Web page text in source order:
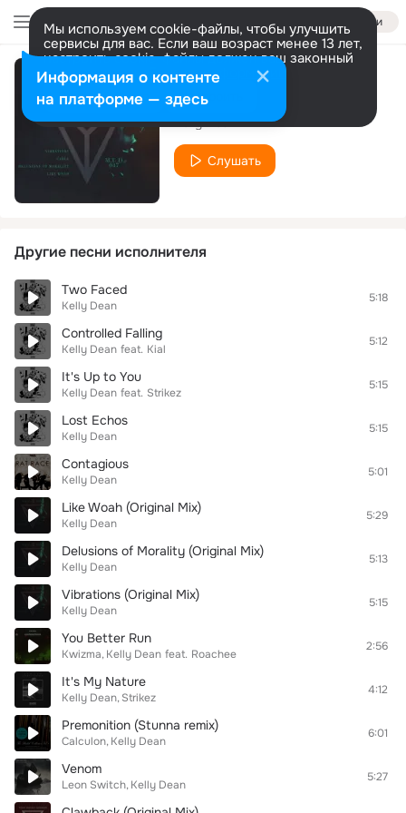
Войти
Мы используем cookie-файлы, чтобы улучшить
сервисы для вас. Если ваш возраст менее 13 лет,
настроить cookie-файлы должен ваш законный
представитель. Больше информации
Разрешить все Настроить
Cable (Original Mix)
Kelly Dean
Слушать
Другие песни исполнителя
Two Faced
Kelly Dean
5:18
Controlled Falling
Kelly Dean feat. Kial
5:12
It's Up to You
Kelly Dean feat. Strikez
5:15
Lost Echos
Kelly Dean
5:15
Contagious
Kelly Dean
5:01
Like Woah (Original Mix)
Kelly Dean
5:29
Delusions of Morality (Original Mix)
Kelly Dean
5:13
Vibrations (Original Mix)
Kelly Dean
5:15
You Better Run
Kwizma Kelly Dean feat. Roachee
2:56
It's My Nature
Kelly Dean Strikez
4:12
Premonition (Stunna remix)
Calculon Kelly Dean
6:01
Venom
Leon Switch Kelly Dean
5:27
Информация о контенте
на платформе — здесь